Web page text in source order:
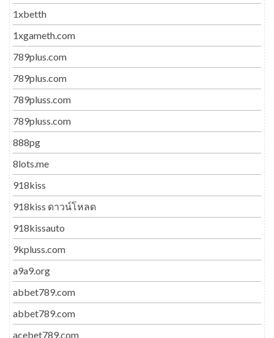
1xbetth
1xgameth.com
789plus.com
789plus.com
789pluss.com
789pluss.com
888pg
8lots.me
918kiss
918kiss ดาวน์โหลด
918kissauto
9kpluss.com
a9a9.org
abbet789.com
abbet789.com
acebet789.com